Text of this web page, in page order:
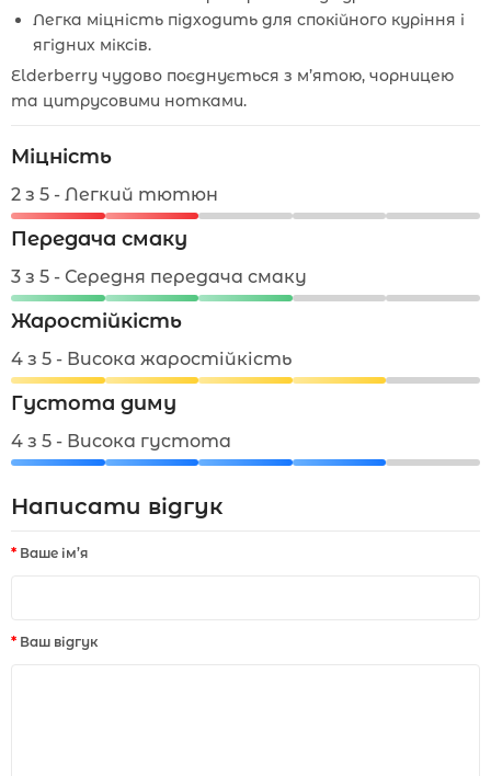
Легка міцність підходить для спокійного куріння і
ягідних міксів.
Elderberry чудово поєднується з м’ятою, чорницею
та цитрусовими нотками.
Міцність
2 з 5 - Легкий тютюн
Передача смаку
3 з 5 - Середня передача смаку
Жаростійкість
4 з 5 - Висока жаростійкість
Густота диму
4 з 5 - Висока густота
Написати відгук
Ваше ім’я
Ваш відгук